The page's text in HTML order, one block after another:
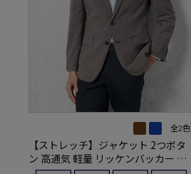
全2色
【ストレッチ】ジャケット 2つボタ
ン 高通気 軽量 リッケンバッカー 春